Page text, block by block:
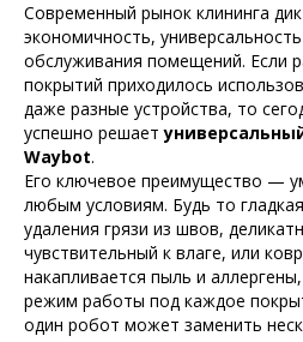
Современный рынок клининга
экономичность,
обслуживания помещений. Если
покрытий приходилось
даже разные устройства, то
успешно решает
Waybot.
Его ключевое преимущество —
любым условиям. Будь то
удаления грязи из швов,
чувствительный к влаге, или
накапливается пыль и
режим работы под каждое
один робот может заменить